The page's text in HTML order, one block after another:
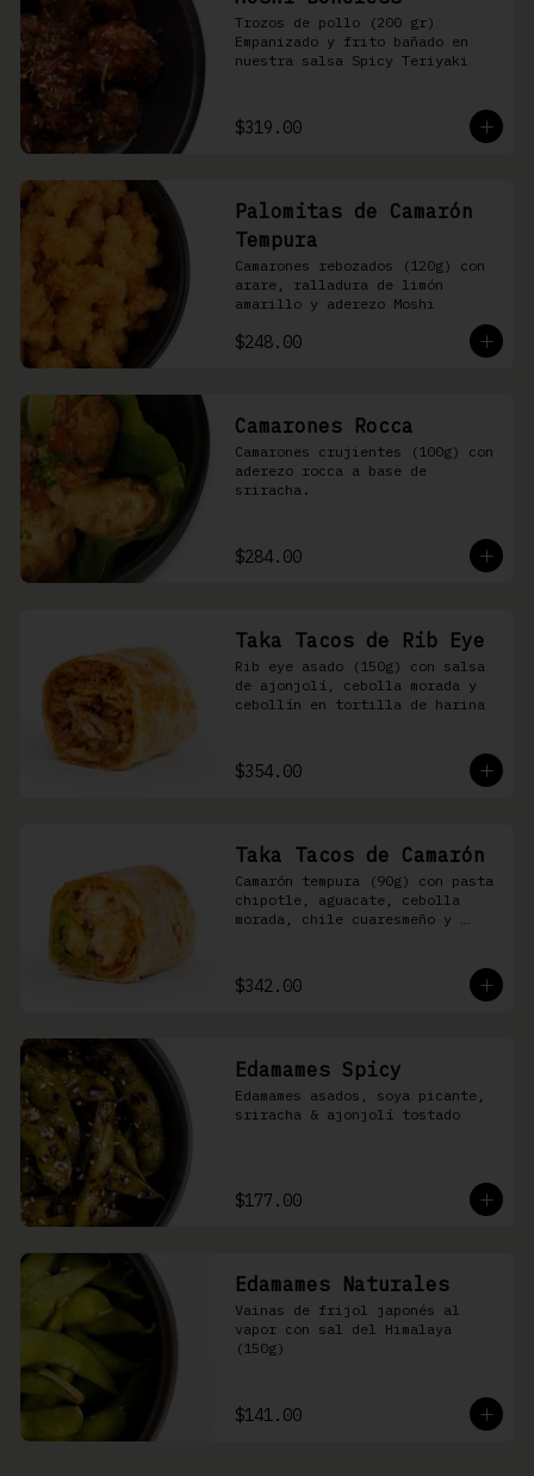
Trozos de pollo (200 gr)
Empanizado y frito bañado en
nuestra salsa Spicy Teriyaki
$319.00
Palomitas de Camarón
Tempura
Camarones rebozados (120g) con
arare, ralladura de limón
amarillo y aderezo Moshi
$248.00
Camarones Rocca
Camarones crujientes (100g) con
aderezo rocca a base de
sriracha.
$284.00
Taka Tacos de Rib Eye
Rib eye asado (150g) con salsa
de ajonjolí, cebolla morada y
cebollín en tortilla de harina
$354.00
Taka Tacos de Camarón
Camarón tempura (90g) con pasta
chipotle, aguacate, cebolla
morada, chile cuaresmeño y
$342.00
Edamames Spicy
Edamames asados, soya picante,
sriracha & ajonjolí tostado
$177.00
Edamames Naturales
Vainas de frijol japonés al
vapor con sal del Himalaya
(150g)
$141.00